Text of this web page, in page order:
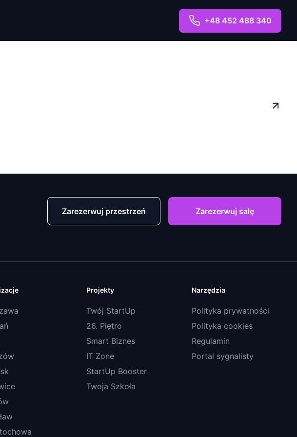
+48 452 488 340
Zarezerwuj przestrzeń Zarezerwuj salę
Projekty
Twój StartUp
26. Piętro
Smart Biznes
IT Zone
StartUp Booster
Twoja Szkoła
Narzędzia
Polityka prywatności
Polityka cookies
Regulamin
Portal sygnalisty